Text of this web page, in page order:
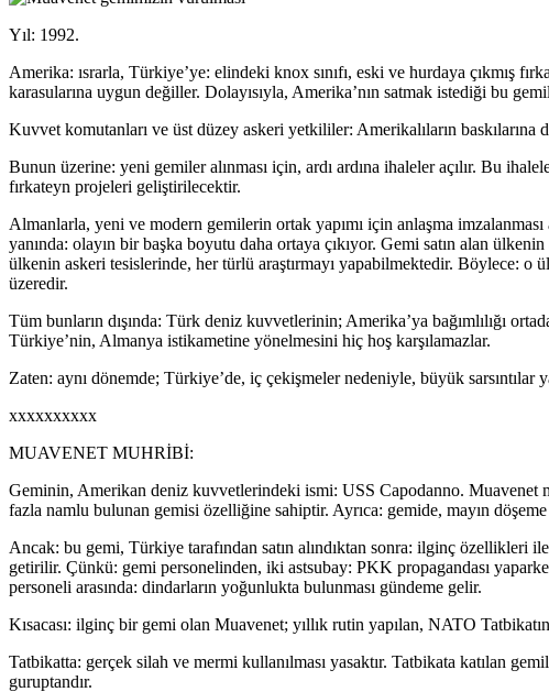
Yıl: 1992.
Amerika: ısrarla, Türkiye’ye: elindeki knox sınıfı, eski ve hurdaya çıkmış
karasularına uygun değiller. Dolayısıyla, Amerika’nın satmak istediği bu
Kuvvet komutanları ve üst düzey askeri yetkililer: Amerikalıların
Bunun üzerine: yeni gemiler alınması için, ardı ardına ihaleler açılır. Bu
fırkateyn projeleri geliştirilecektir.
Almanlarla, yeni ve modern gemilerin ortak yapımı için anlaşma
yanında: olayın bir başka boyutu daha ortaya çıkıyor. Gemi satın alan
ülkenin askeri tesislerinde, her türlü araştırmayı yapabilmektedir. Böylece:
üzeredir.
Tüm bunların dışında: Türk deniz kuvvetlerinin; Amerika’ya bağımlılığı
Türkiye’nin, Almanya istikametine yönelmesini hiç hoş karşılamazlar.
Zaten: aynı dönemde; Türkiye’de, iç çekişmeler nedeniyle, büyük sarsıntılar
xxxxxxxxxx
MUAVENET MUHRİBİ:
Geminin, Amerikan deniz kuvvetlerindeki ismi: USS Capodanno. Muavenet
fazla namlu bulunan gemisi özelliğine sahiptir. Ayrıca: gemide, mayın
Ancak: bu gemi, Türkiye tarafından satın alındıktan sonra: ilginç özellikleri
getirilir. Çünkü: gemi personelinden, iki astsubay: PKK propagandası
personeli arasında: dindarların yoğunlukta bulunması gündeme gelir.
Kısacası: ilginç bir gemi olan Muavenet; yıllık rutin yapılan, NATO
Tatbikatta: gerçek silah ve mermi kullanılması yasaktır. Tatbikata katılan
guruptandır.